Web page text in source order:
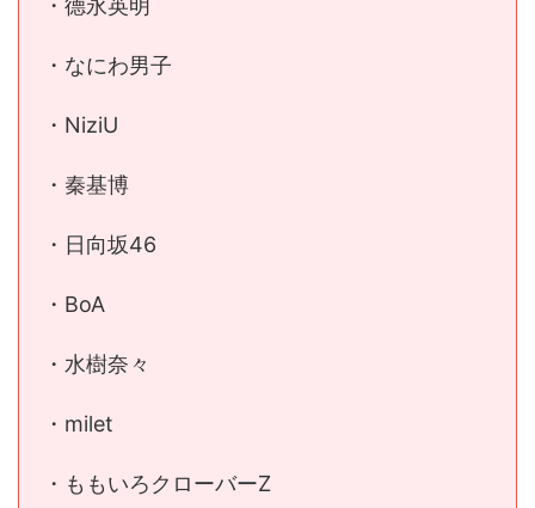
・德永英明
・なにわ男子
・NiziU
・秦基博
・日向坂46
・BoA
・水樹奈々
・milet
・ももいろクローバーZ